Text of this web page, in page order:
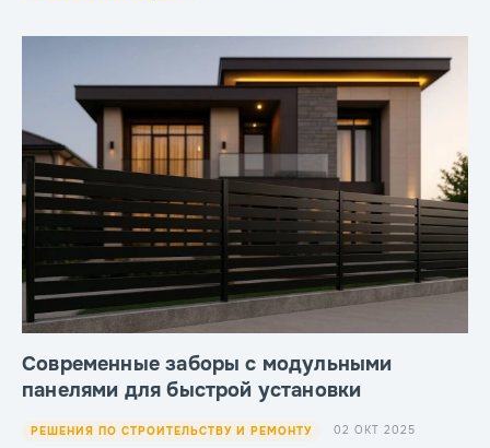
Современные заборы с модульными
панелями для быстрой установки
РЕШЕНИЯ ПО СТРОИТЕЛЬСТВУ И РЕМОНТУ 02 ОКТ 2025